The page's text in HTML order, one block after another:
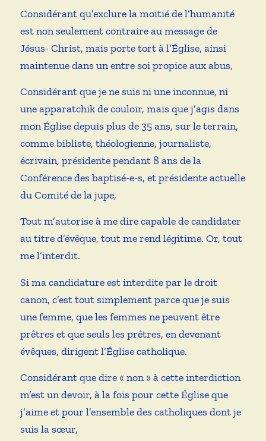
Considérant qu’exclure la moitié de l’humanité
est non seulement contraire au message de
Jésus- Christ, mais porte tort à l’Église, ainsi
maintenue dans un entre soi propice aux abus,
Considérant que je ne suis ni une inconnue, ni
une apparatchik de couloir, mais que j’agis dans
mon Église depuis plus de 35 ans, sur le terrain,
comme bibliste, théologienne, journaliste,
écrivain, présidente pendant 8 ans de la
Conférence des baptisé-e-s, et présidente actuelle
du Comité de la jupe,
Tout m’autorise à me dire capable de candidater
au titre d’évêque, tout me rend légitime. Or, tout
me l’interdit.
Si ma candidature est interdite par le droit
canon, c’est tout simplement parce que je suis
une femme, que les femmes ne peuvent être
prêtres et que seuls les prêtres, en devenant
évêques, dirigent l’Église catholique.
Considérant que dire « non » à cette interdiction
m’est un devoir, à la fois pour cette Église que
j’aime et pour l’ensemble des catholiques dont je
suis la sœur,